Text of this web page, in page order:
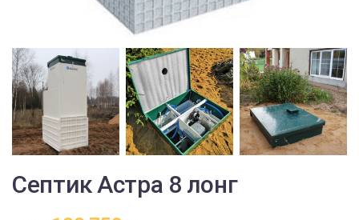
Септик Астра 8 лонг